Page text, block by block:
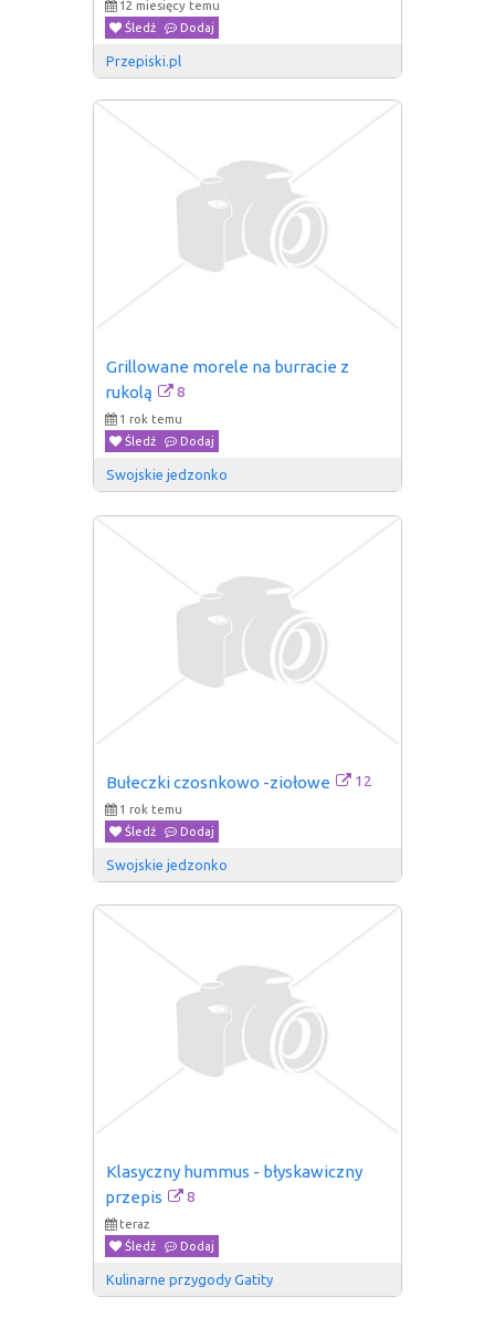
12 miesięcy temu
Śledź
Dodaj
Przepiski.pl
Grillowane morele na burracie z
rukolą
8
1 rok temu
Śledź
Dodaj
Swojskie jedzonko
Bułeczki czosnkowo -ziołowe 12
1 rok temu
Śledź
Dodaj
Swojskie jedzonko
Klasyczny hummus - błyskawiczny
przepis
8
teraz
Śledź
Dodaj
Kulinarne przygody Gatity